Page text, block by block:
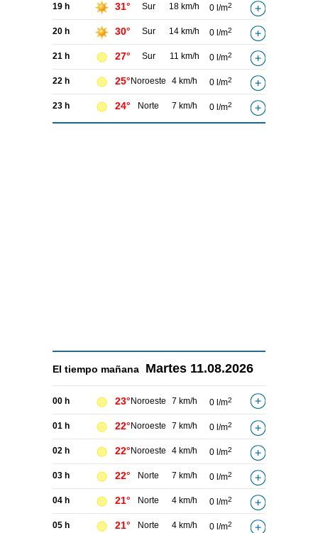
19 h 31° Sur 18 km/h 0 l/m2
20 h 30° Sur 14 km/h 0 l/m2
21 h 27° Sur 11 km/h 0 l/m2
22 h 25° Noroeste 4 km/h 0 l/m2
23 h 24° Norte 7 km/h 0 l/m2
El tiempo mañana Martes 11.08.2026
00 h 23° Noroeste 7 km/h 0 l/m2
01 h 22° Noroeste 7 km/h 0 l/m2
02 h 22° Noroeste 4 km/h 0 l/m2
03 h 22° Norte 7 km/h 0 l/m2
04 h 21° Norte 4 km/h 0 l/m2
05 h 21° Norte 4 km/h 0 l/m2